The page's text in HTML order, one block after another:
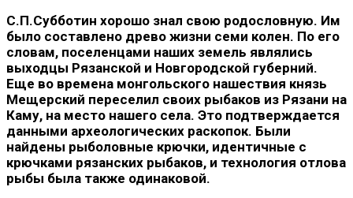
С.П.Субботин хорошо знал свою родословную. Им
было составлено древо жизни семи колен. По его
словам, поселенцами наших земель являлись
выходцы Рязанской и Новгородской губерний.
Еще во времена монгольского нашествия князь
Мещерский переселил своих рыбаков из Рязани на
Каму, на место нашего села. Это подтверждается
данными археологических раскопок. Были
найдены рыболовные крючки, идентичные с
крючками рязанских рыбаков, и технология отлова
рыбы была также одинаковой.